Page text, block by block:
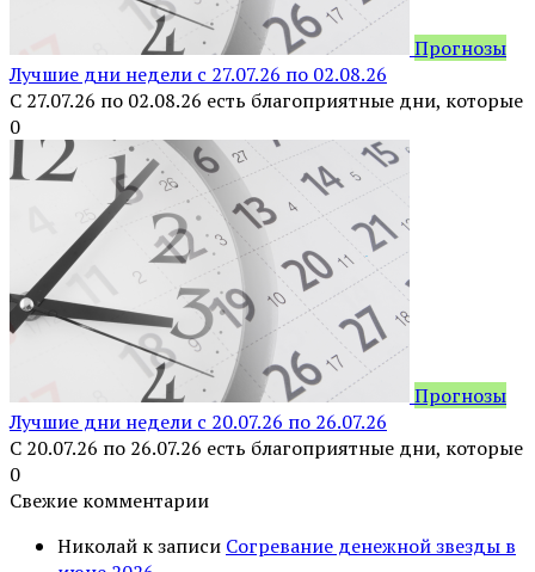
Прогнозы
Лучшие дни недели с 27.07.26 по 02.08.26
С 27.07.26 по 02.08.26 есть благоприятные дни, которые
0
Прогнозы
Лучшие дни недели с 20.07.26 по 26.07.26
С 20.07.26 по 26.07.26 есть благоприятные дни, которые
0
Свежие комментарии
Николай к записи Согревание денежной звезды в